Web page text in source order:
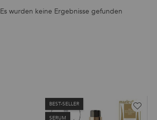
Es wurden keine Ergebnisse gefunden
BEST-SELLER
SERUM